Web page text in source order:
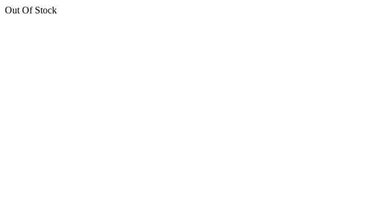
Out Of Stock